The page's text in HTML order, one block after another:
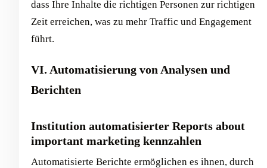
dass Ihre Inhalte die richtigen Personen zur richtigen
Zeit erreichen, was zu mehr Traffic und Engagement
führt.
VI. Automatisierung von Analysen und
Berichten
Institution automatisierter Reports about
important marketing kennzahlen
Automatisierte Berichte ermöglichen es ihnen, durch